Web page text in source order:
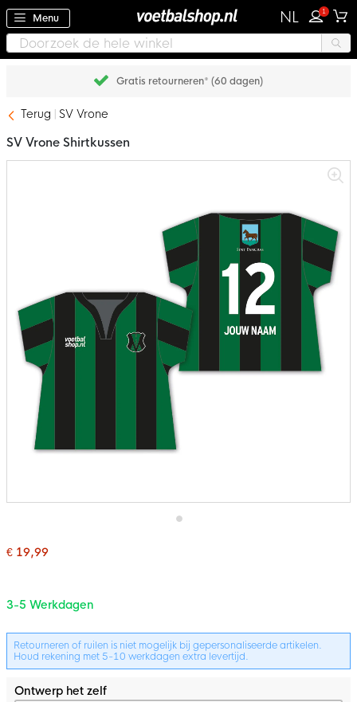
Menu NL 1
Gratis retourneren* (60 dagen)
Terug SV Vrone
naar
de
afbeeldingen-
SV Vrone Shirtkussen
€ 19,99
3-5 Werkdagen
Retourneren of ruilen is niet mogelijk bij gepersonaliseerde artikelen.
Houd rekening met 5-10 werkdagen extra levertijd.
Ontwerp het zelf